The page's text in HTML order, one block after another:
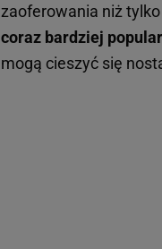
zaoferowania niż
coraz bardziej
mogą cieszyć się